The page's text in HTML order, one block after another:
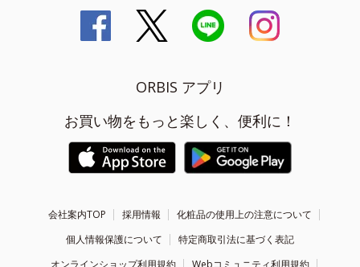
ORBIS アプリ
お買い物をもっと楽しく、便利に！
会社案内TOP 採用情報
化粧品の使用上の注意について
個人情報保護について
特定商取引法に基づく表記